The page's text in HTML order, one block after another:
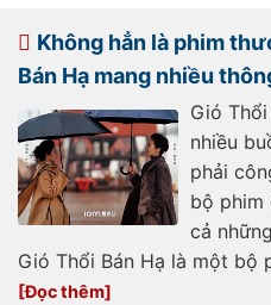
Không hẳn là phim
Bán Hạ mang nhiều
Gió
nhiều
phải
bộ phim
cả
Gió Thổi Bán Hạ là một bộ